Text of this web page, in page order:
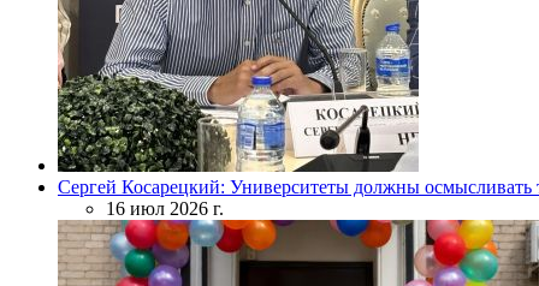
Сергей Косарецкий: Университеты должны осмысливать
16 июл 2026 г.